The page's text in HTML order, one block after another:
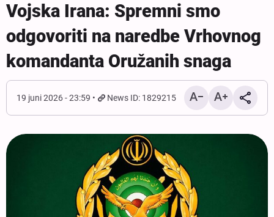
Vojska Irana: Spremni smo
odgovoriti na naredbe Vrhovnog
komandanta Oružanih snaga
19 juni 2026 - 23:59 News ID: 1829215